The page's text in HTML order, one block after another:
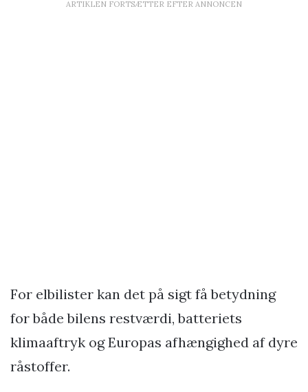
ARTIKLEN FORTSÆTTER EFTER ANNONCEN
For elbilister kan det på sigt få betydning
for både bilens restværdi, batteriets
klimaaftryk og Europas afhængighed af dyre
råstoffer.